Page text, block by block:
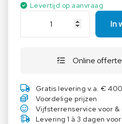
Levertijd op aanvraag
E
b
t
a
f
In
Online
Gratis levering v.a. €
Voordelige prijzen
Vijfsterrenservice voor &
Levering 1 à 3 dagen